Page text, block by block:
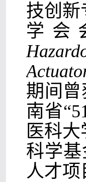
技创新
学会
期间
南省
医科
科学
人才